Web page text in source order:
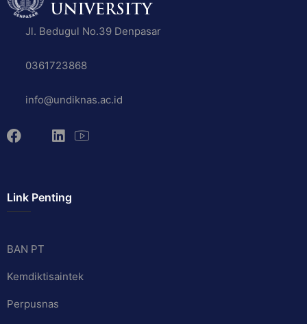
Jl. Bedugul No.39 Denpasar
0361723868
info@undiknas.ac.id
Link Penting
BAN PT
Kemdiktisaintek
Perpusnas